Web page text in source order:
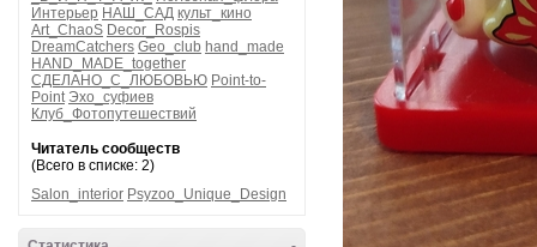
Интерьер НАШ_САД культ_кино
Art_ChaoS Decor_Rospis
DreamCatchers Geo_club hand_made
HAND_MADE_together
СДЕЛАНО_С_ЛЮБОВЬЮ Point-to-
Point Эхо_суфиев
Клуб_Фотопутешествий
Читатель сообществ
(Всего в списке: 2)
Salon_interior Psyzoo_Unique_Design